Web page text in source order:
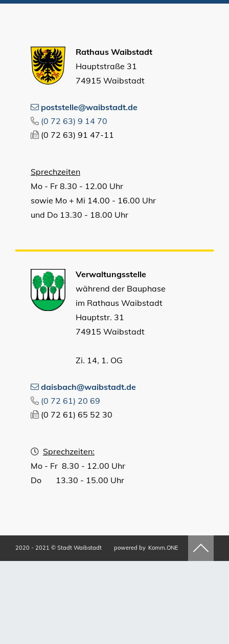
Rathaus Waibstadt
Hauptstraße 31
74915 Waibstadt
poststelle@waibstadt.de
(0 72 63) 9 14 70
(0 72 63) 91 47-11
Sprechzeiten
Mo - Fr 8.30 - 12.00 Uhr
sowie Mo + Mi 14.00 - 16.00 Uhr
und Do 13.30 - 18.00 Uhr
Verwaltungsstelle
während der Bauphase
im Rathaus Waibstadt
Hauptstr. 31
74915 Waibstadt
Zi. 14, 1. OG
daisbach@waibstadt.de
(0 72 61) 20 69
(0 72 61) 65 52 30
Sprechzeiten:
Mo - Fr 8.30 - 12.00 Uhr
Do 13.30 - 15.00 Uhr
2020 - 2021 © Stadt Waibstadt powered by Komm.ONE